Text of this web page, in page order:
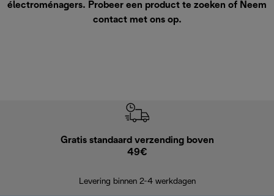
électroménagers. Probeer een product te zoeken of Neem
contact met ons op.
Gratis standaard verzending boven
49€
Levering binnen 2-4 werkdagen